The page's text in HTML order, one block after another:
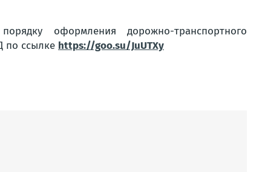
оформления дорожно-транспортного
по ссылке https://goo.su/JuUTXy